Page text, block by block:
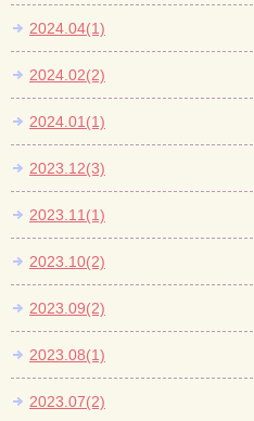
2024.04(1)
2024.02(2)
2024.01(1)
2023.12(3)
2023.11(1)
2023.10(2)
2023.09(2)
2023.08(1)
2023.07(2)